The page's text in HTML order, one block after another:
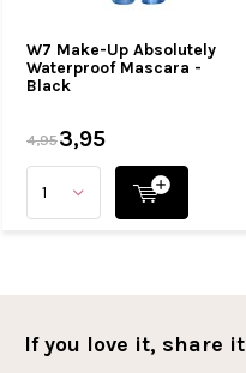
W7 Make-Up Absolutely
Waterproof Mascara -
Black
4,953,95
If you love it, share it